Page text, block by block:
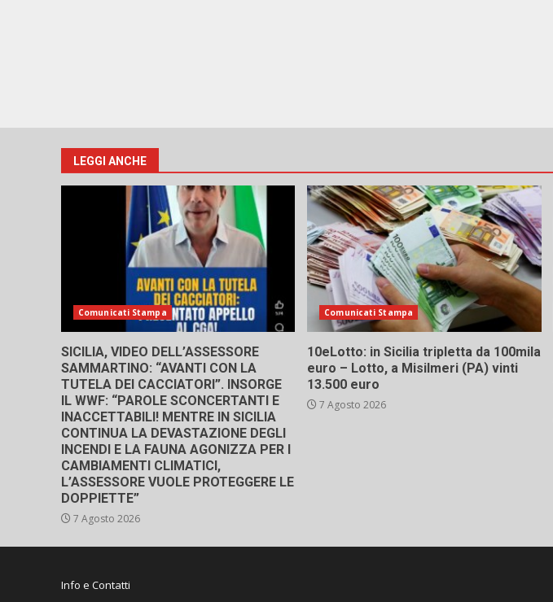
LEGGI ANCHE
Comunicati Stampa
SICILIA, VIDEO DELL’ASSESSORE
SAMMARTINO: “AVANTI CON LA
TUTELA DEI CACCIATORI”. INSORGE
IL WWF: “PAROLE SCONCERTANTI E
INACCETTABILI! MENTRE IN SICILIA
CONTINUA LA DEVASTAZIONE DEGLI
INCENDI E LA FAUNA AGONIZZA PER I
CAMBIAMENTI CLIMATICI,
L’ASSESSORE VUOLE PROTEGGERE LE
DOPPIETTE”
7 Agosto 2026
Comunicati Stampa
10eLotto: in Sicilia tripletta da 100mila
euro – Lotto, a Misilmeri (PA) vinti
13.500 euro
7 Agosto 2026
Info e Contatti